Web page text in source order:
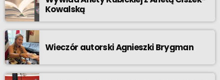
Kowalską
Wieczór autorski Agnieszki Brygman